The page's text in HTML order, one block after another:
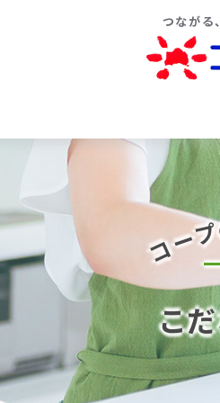
つながる
コープ
こ